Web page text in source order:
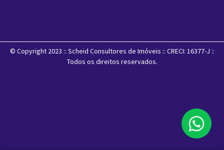
© Copyright 2023 :: Scheid Consultores de Imóveis :: CRECI: 16377-J ::
Todos os direitos reservados.